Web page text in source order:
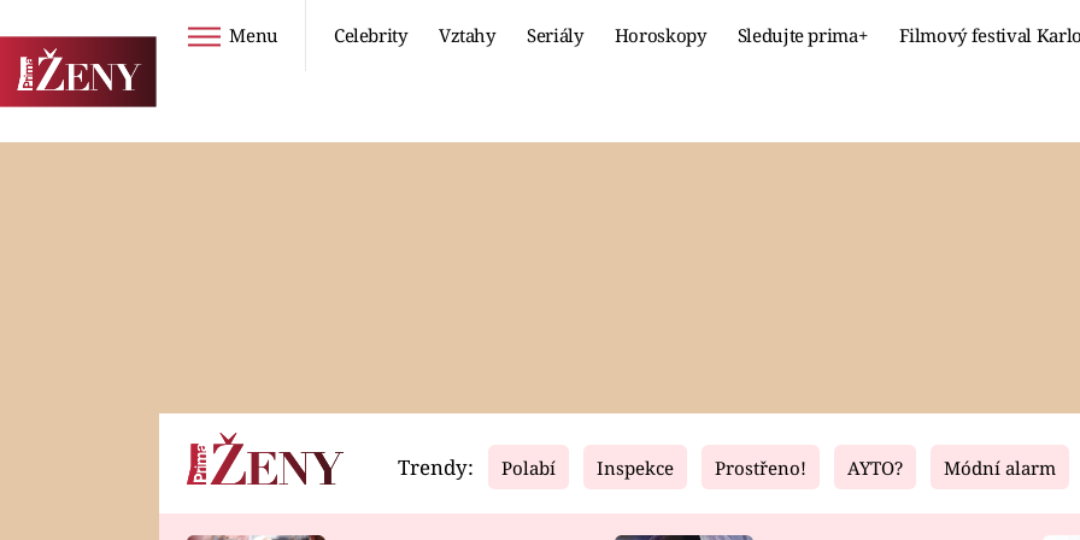
Menu Celebrity Vztahy Seriály Horoskopy Sledujte prima+ Filmový festival
Horoskopy Video Fresh Living
Trendy: Polabí Inspekce Prostřeno! AYTO? Módní alarm